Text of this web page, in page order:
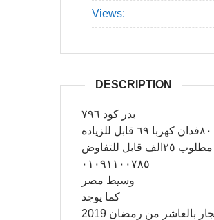
Views:
DESCRIPTION
بدر كود ٧٩٦
مطلوب ٢٥الف قابل للتفاوض
٠١٠٩١١٠٠٧٨٥
وسيط مصر
كما يوجد